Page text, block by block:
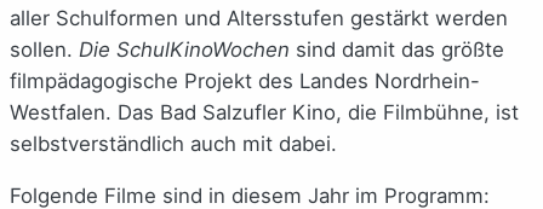
aller Schulformen und Altersstufen gestärkt werden
sollen. Die SchulKinoWochen sind damit das größte
filmpädagogische Projekt des Landes Nordrhein-
Westfalen. Das Bad Salzufler Kino, die Filmbühne, ist
selbstverständlich auch mit dabei.
Folgende Filme sind in diesem Jahr im Programm: